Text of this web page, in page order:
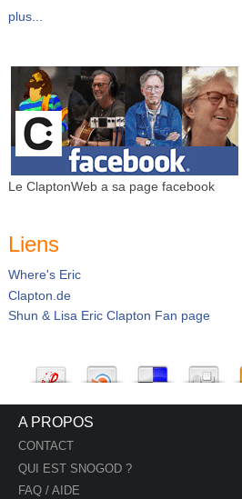
plus...
Le ClaptonWeb a sa page facebook
Liens
Where's Eric
Clapton.de
Shun & Lisa Eric Clapton Fan page
A PROPOS
CONTACT
QUI EST SNOGOD ?
FAQ / AIDE